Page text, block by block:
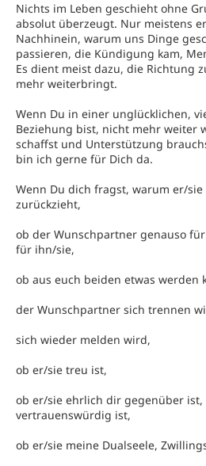
Nichts im Leben geschieht ohne
absolut überzeugt. Nur meistens
Nachhinein, warum uns Dinge
passieren, die Kündigung kam,
Es dient meist dazu, die Richtung
mehr weiterbringt.
Wenn Du in einer unglücklichen,
Beziehung bist, nicht mehr weiter
schaffst und Unterstützung
bin ich gerne für Dich da.
Wenn Du dich fragst, warum er/
zurückzieht,
ob der Wunschpartner genauso
für ihn/sie,
ob aus euch beiden etwas werden
der Wunschpartner sich trennen
sich wieder melden wird,
ob er/sie treu ist,
ob er/sie ehrlich dir gegenüber
vertrauenswürdig ist,
ob er/sie meine Dualseele,